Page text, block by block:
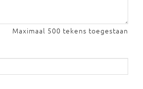
Maximaal 500 tekens toegestaan